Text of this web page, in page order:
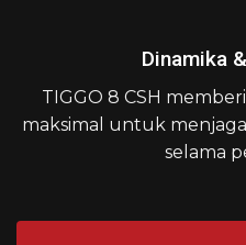
Dinamika
TIGGO 8 CSH
maksimal untuk
selama